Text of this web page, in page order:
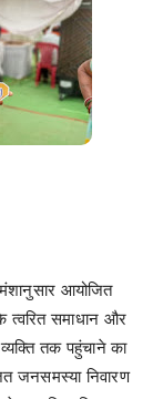
आयोजित
समाधान और
तक पहुंचाने का
जनसमस्या निवारण